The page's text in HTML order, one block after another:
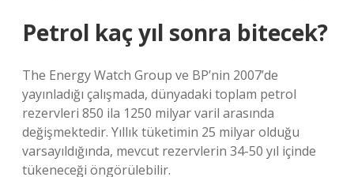
Petrol kaç yıl sonra bitecek?
The Energy Watch Group ve BP’nin 2007’de
yayınladığı çalışmada, dünyadaki toplam petrol
rezervleri 850 ila 1250 milyar varil arasında
değişmektedir. Yıllık tüketimin 25 milyar olduğu
varsayıldığında, mevcut rezervlerin 34-50 yıl içinde
tükeneceği öngörülebilir.